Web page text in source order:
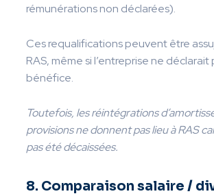
rémunérations non déclarées).
Ces requalifications peuvent être
RAS, même si l’entreprise ne déclarait
bénéfice.
Toutefois, les réintégrations
provisions ne donnent pas lieu à RAS
pas été décaissées.
8. Comparaison salaire /